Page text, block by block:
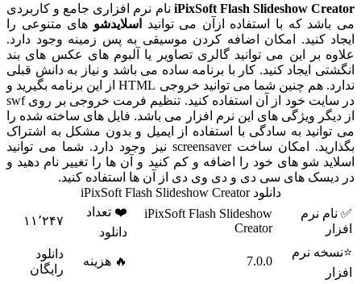
iPixSoft Flash Slideshowنام نرم افزاری جامع و کاربردی
که با استفاده ازآن می توانید اسلایدشوهای متنوعی را
کنید. امکان اضافه کردن موسیقی به پس زمینه وجود دارد.
بر این می توانید گالری تصاویر یا آلبوم های عکس های بند
ایجاد کنید. کار با برنامه ساده می باشد و نیاز به دانش قبلی
ندارد. هم چنین شما می توانید خروجی HTML از این برنامه بگیرید و
در سایت خود از آن استفاده کنید. تنظیم فرمت خروجی بر روی swf
ویژگی های این نرم افزار می باشد. فایل های ساخته شده را
به سادگی با استفاده از ایمیل و بدون مشکل به اشتراک
بگذارید. امکان ساخت screensaver نیز وجود دارد. شما می توانید
شو های خود را اضافه و کم کنید و آن ها را تغییر نام دهید و
های سی دی و دی وی دی از آن ها استفاده کنید.
نرم
iPixSoft Flash Slideshow
Creator
❤️ تعداد
۱۱٬۲۴۷
نرم
7.0.0 🔥 هزینه
رایگان